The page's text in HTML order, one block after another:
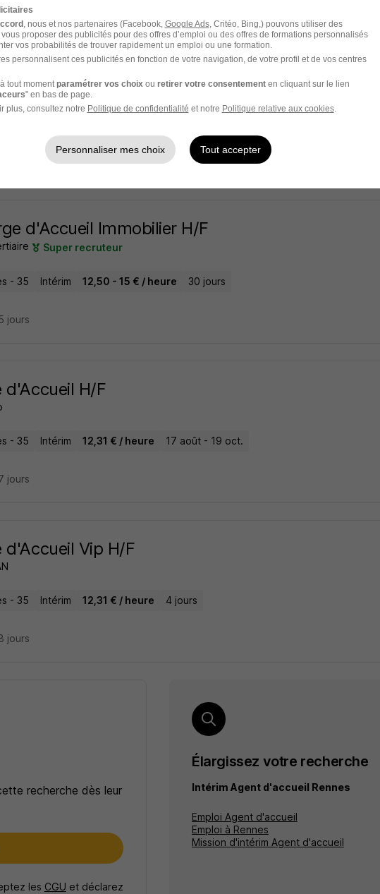
d'Accueil Bilingue Anglais H/F
d'Accueil Immobilier H/F
Super recruteur
- 35 Intérim 12,50 - 15 € / heure 30 jours
jours
d'Accueil H/F
- 35 Intérim 12,31 € / heure 17 août - 19 oct.
jours
d'Accueil Vip H/F
- 35 Intérim 12,31 € / heure 4 jours
jours
recherche dès leur
les CGU et déclarez
Élargissez votre recherche
Intérim Agent d'accueil Rennes
Emploi Agent d'accueil
Emploi à Rennes
Mission d'intérim Agent d'accueil
, nous et nos partenaires (Facebook, Google Ads, Critéo, Bing,) pouvons utiliser des
proposer des publicités pour des offres d’emploi ou des offres de formations personnalisés
vos probabilités de trouver rapidement un emploi ou une formation.
personnalisent ces publicités en fonction de votre navigation, de votre profil et de vos centres
tout moment paramétrer vos choix ou retirer votre consentementen cliquant sur le lien
" en bas de page.
plus, consultez notre Politique de confidentialité et notre Politique relative aux cookies.
Personnaliser mes choix Tout accepter